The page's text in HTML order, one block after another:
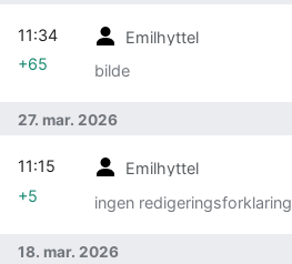
Emilhyttel
bilde
11:34
+65
27. mar. 2026
Emilhyttel
ingen redigeringsforklaring
11:15
+5
18. mar. 2026